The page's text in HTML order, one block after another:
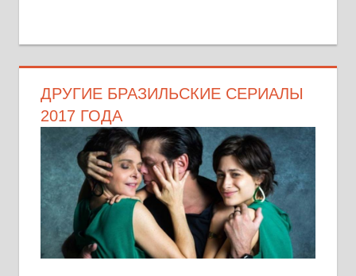
ДРУГИЕ БРАЗИЛЬСКИЕ СЕРИАЛЫ
2017 ГОДА